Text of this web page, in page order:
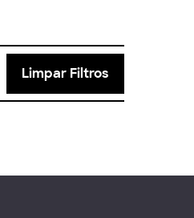
Limpar Filtros